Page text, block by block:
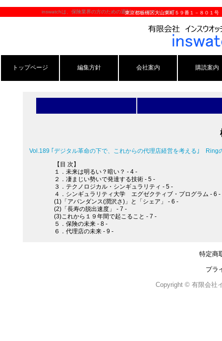
inswatchは、保険業界の方のための週刊メールマガジンです。
東京都板橋区大山東町５９番１－８０１号
トップページ 編集方針 会社案内 購読案内
Vol.189 ｢デジタル革命の下で、これからの代理店経営を考える｣ Ring
【目 次】
１．未来は明るい？暗い？ - 4 -
２．凄まじい勢いで発達する技術 - 5 -
３．テクノロジカル・シンギュラリティ - 5 -
４．シンギュラリティ大学 エグゼクティブ・プログラム - 6 -
(1)「アバンダンス(潤沢さ)」と「シェア」 - 6 -
(2)「長寿の脱出速度」 - 7 -
(3)これから１９年間で起こること - 7 -
５．保険の未来 - 8 -
６．代理店の未来 - 9 -
特定商
プラ
Copyright © 有限会社